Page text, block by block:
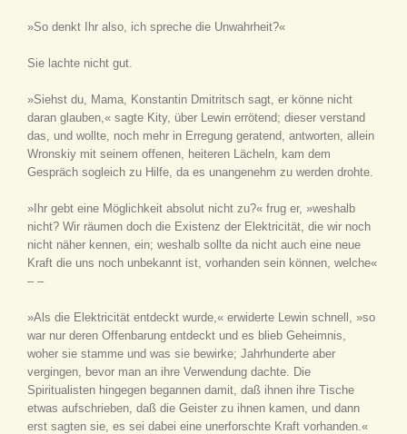
»So denkt Ihr also, ich spreche die Unwahrheit?«
Sie lachte nicht gut.
»Siehst du, Mama, Konstantin Dmitritsch sagt, er könne nicht
daran glauben,« sagte Kity, über Lewin errötend; dieser verstand
das, und wollte, noch mehr in Erregung geratend, antworten, allein
Wronskiy mit seinem offenen, heiteren Lächeln, kam dem
Gespräch sogleich zu Hilfe, da es unangenehm zu werden drohte.
»Ihr gebt eine Möglichkeit absolut nicht zu?« frug er, »weshalb
nicht? Wir räumen doch die Existenz der Elektricität, die wir noch
nicht näher kennen, ein; weshalb sollte da nicht auch eine neue
Kraft die uns noch unbekannt ist, vorhanden sein können, welche«
– –
»Als die Elektricität entdeckt wurde,« erwiderte Lewin schnell, »so
war nur deren Offenbarung entdeckt und es blieb Geheimnis,
woher sie stamme und was sie bewirke; Jahrhunderte aber
vergingen, bevor man an ihre Verwendung dachte. Die
Spiritualisten hingegen begannen damit, daß ihnen ihre Tische
etwas aufschrieben, daß die Geister zu ihnen kamen, und dann
erst sagten sie, es sei dabei eine unerforschte Kraft vorhanden.«